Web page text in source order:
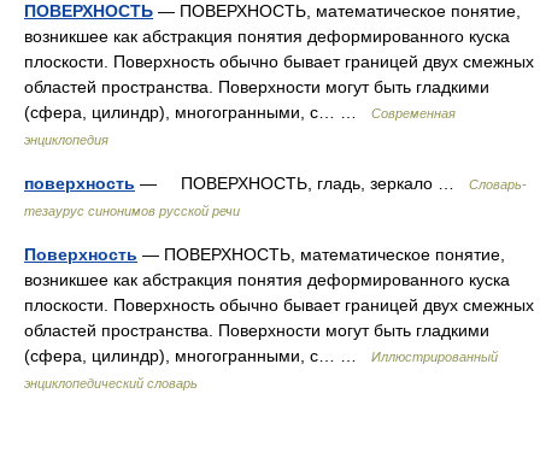
ПОВЕРХНОСТЬ — ПОВЕРХНОСТЬ, математическое понятие,
возникшее как абстракция понятия деформированного куска
плоскости. Поверхность обычно бывает границей двух смежных
областей пространства. Поверхности могут быть гладкими
(сфера, цилиндр), многогранными, с… …
Современная
энциклопедия
поверхность — ПОВЕРХНОСТЬ, гладь, зеркало …
Словарь-
тезаурус синонимов русской речи
Поверхность — ПОВЕРХНОСТЬ, математическое понятие,
возникшее как абстракция понятия деформированного куска
плоскости. Поверхность обычно бывает границей двух смежных
областей пространства. Поверхности могут быть гладкими
(сфера, цилиндр), многогранными, с… …
Иллюстрированный
энциклопедический словарь